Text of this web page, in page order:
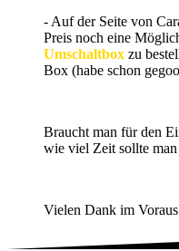
- Auf der Seite von
Preis noch eine
Umschaltbox zu
Box (habe schon
Braucht man für den
wie viel Zeit sollte man
Vielen Dank im